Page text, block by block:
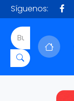
Síguenos: